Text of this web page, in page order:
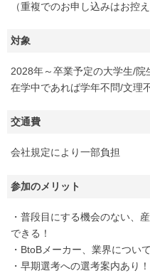
（重複でのお申し込みはお控
対象
2028年～卒業予定の大学生/院
在学中であれば学年不問/文理
交通費
会社規定により一部負担
参加のメリット
・普段目にする機会のない、
できる！
・BtoBメーカー、業界につい
・早期選考への選考案内あり！